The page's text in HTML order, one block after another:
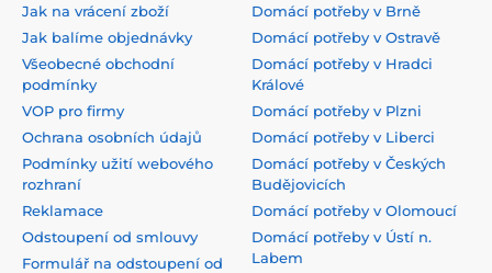
Jak na vrácení zboží
Jak balíme objednávky
Všeobecné obchodní
podmínky
VOP pro firmy
Ochrana osobních údajů
Podmínky užití webového
rozhraní
Reklamace
Odstoupení od smlouvy
Formulář na odstoupení od
Domácí potřeby v Brně
Domácí potřeby v Ostravě
Domácí potřeby v Hradci
Králové
Domácí potřeby v Plzni
Domácí potřeby v Liberci
Domácí potřeby v Českých
Budějovicích
Domácí potřeby v Olomoucí
Domácí potřeby v Ústí n.
Labem